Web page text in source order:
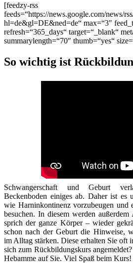
[feedzy-rss
feeds=“https://news.google.com/news/
hl=de&gl=DE&ned=de“ max=“3″
refresh=“365_days“ target=“_blank“
summarylength=“70″ thumb=“yes“
So wichtig ist
Schwangerschaft und Geburt
Beckenboden einiges ab. Daher ist es
wie Harninkontinenz vorzubeugen und
besuchen. In diesem werden
sprich der ganze Körper – wieder
schon nach der Geburt die Hinweise,
im Alltag stärken. Diese erhalten Sie oft
sich zum Rückbildungskurs
Hebamme auf Sie. Viel Spaß beim Kurs!